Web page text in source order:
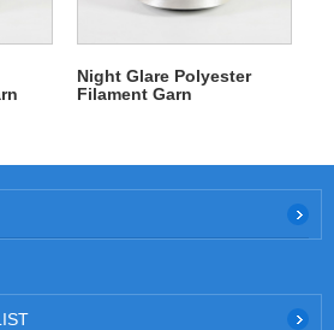
Night Glare Polyester
Filament Garn